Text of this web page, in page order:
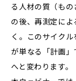
る人材の質（も
の後、再測定に
く。このサイク
が単なる「計画
へと変わります。